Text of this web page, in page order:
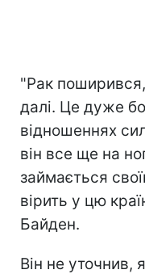
"Рак поширився,
далі. Це дуже
відношеннях
він все ще на
займається
вірить у цю
Байден.
Він не уточнив,